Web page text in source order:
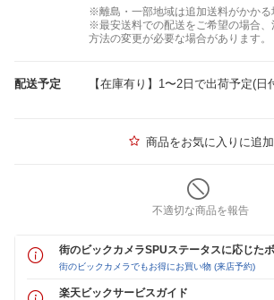
※離島・一部地域は追加送料がかかる
※最安送料での配送をご希望の場合、
方法の変更が必要な場合があります。
配送予定 【在庫有り】1〜2日で出荷予定(日
商品をお気に入りに追加
不適切な商品を報告
街のビックカメラSPUステータスに応じた
街のビックカメラでもお得にお買い物 (来店予約)
楽天ビックサービスガイド